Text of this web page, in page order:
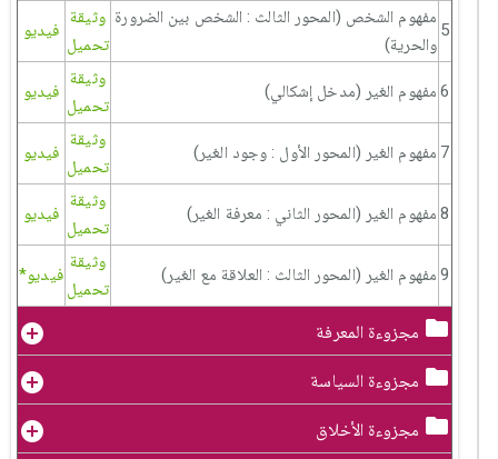
5
مفهوم الشخص (المحور الثالث : الشخص بين الضرورة
والحرية)
وثيقة
تحميل
فيديو
6 مفهوم الغير (مدخل إشكالي)
وثيقة
تحميل
فيديو
7 مفهوم الغير (المحور الأول : وجود الغير)
وثيقة
تحميل
فيديو
8 مفهوم الغير (المحور الثاني : معرفة الغير)
وثيقة
تحميل
فيديو
9 مفهوم الغير (المحور الثالث : العلاقة مع الغير)
وثيقة
تحميل
فيديو*
مجزوءة المعرفة
مجزوءة السياسة
مجزوءة الأخلاق